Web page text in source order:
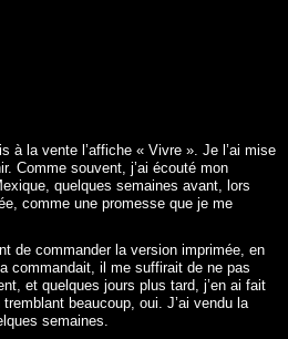
à la vente l’affiche « Vivre ». Je l’ai mise
Comme souvent, j’ai écouté mon
quelques semaines avant, lors
comme une promesse que je me
de commander la version imprimée, en
commandait, il me suffirait de ne pas
et quelques jours plus tard, j’en ai fait
beaucoup, oui. J’ai vendu la
semaines.